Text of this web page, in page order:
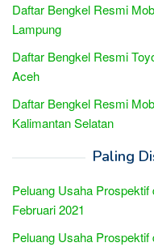
Daftar Bengkel Resmi
Lampung
Daftar Bengkel Resmi
Aceh
Daftar Bengkel Resmi
Kalimantan Selatan
Paling
Peluang Usaha
Februari 2021
Peluang Usaha